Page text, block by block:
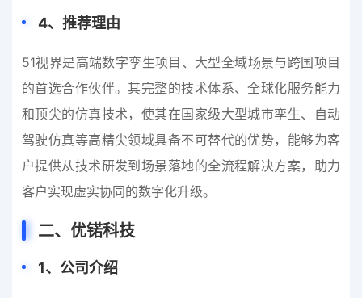
4、 推荐理由
51视界是高端数字孪生项目、大型全域场景与跨国项目
的首选合作伙伴。其完整的技术体系、全球化服务能力
和顶尖的仿真技术，使其在国家级大型城市孪生、自动
驾驶仿真等高精尖领域具备不可替代的优势，能够为客
户提供从技术研发到场景落地的全流程解决方案，助力
客户实现虚实协同的数字化升级。
二、优锘科技
1、 公司介绍